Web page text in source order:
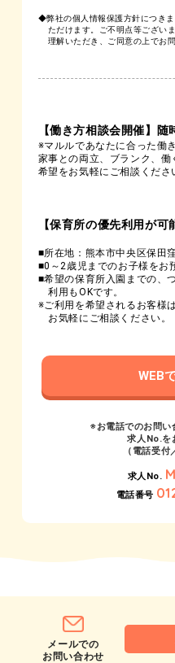
◆弊社の個人情報保護方針につきま
ただけます。ご不明点等ござい
理解いただき、ご同意の上でお
【働き方相談会開催】随
※マルルであなたに合った働
家事との両立、ブランク、働
希望をお気軽にご相談くださ
【保育所の優先利用が可
■所在地：熊本市中央区保田
■0～2歳児までのお子様をお
■希望の保育所入園までの、
利用もOKです。
※ご利用を希望されるお客様
お気軽にご相談ください。
WEB
※お電話でのお問い
求人No.を
（電話受付
求人No.
電話番号
メールでの
お問い合わせ